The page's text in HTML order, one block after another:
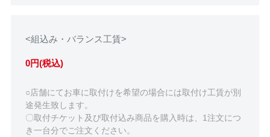
<組込み・バランス工賃>
0円(税込)
○店舗にてお車に取付けを希望の場合には取付け工賃が別
途発生致します。
〇取付チケット及び取付込み商品を購入時は、1注文につ
き一台分でご注文ください。